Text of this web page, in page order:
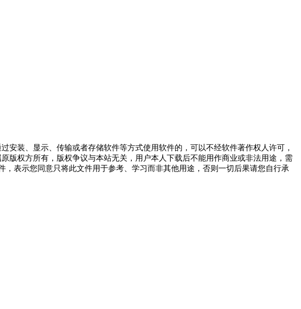
装、显示、传输或者存储软件等方式使用软件的，可以不经软件著作权人许可，
版权方所有，版权争议与本站无关，用户本人下载后不能用作商业或非法用途，需
表示您同意只将此文件用于参考、学习而非其他用途，否则一切后果请您自行承